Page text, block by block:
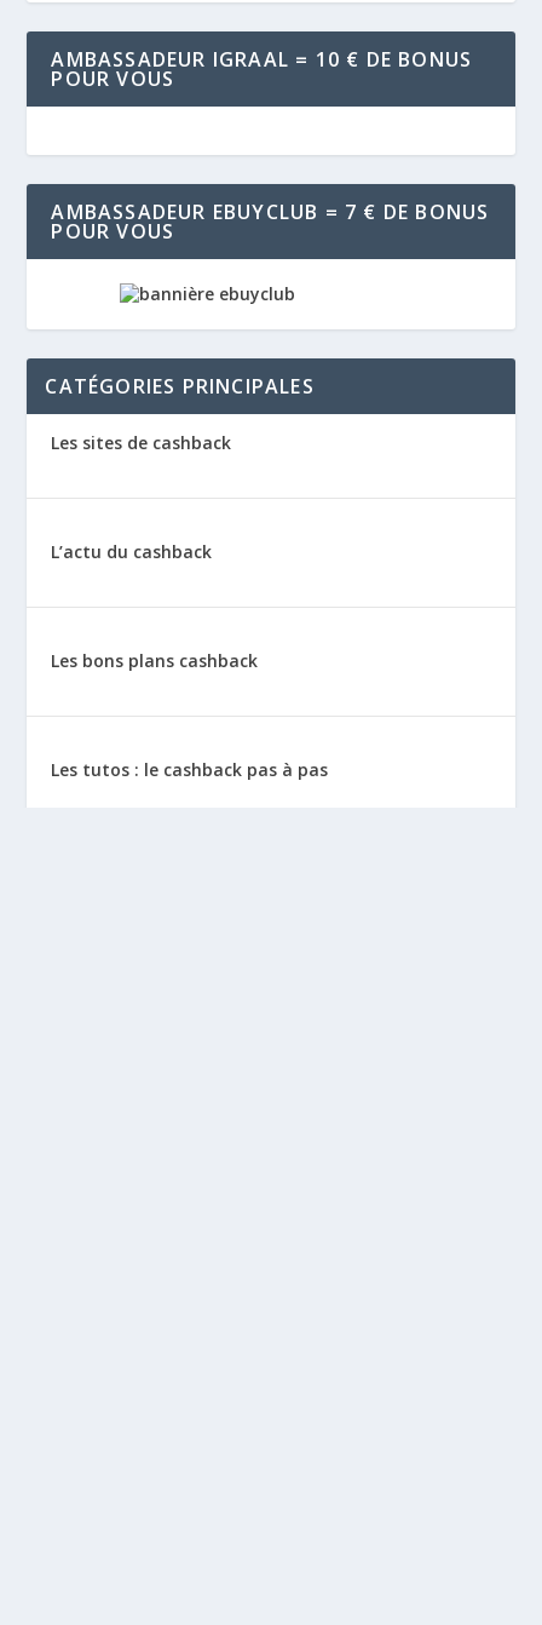
AMBASSADEUR IGRAAL = 10 € DE BONUS
POUR VOUS
AMBASSADEUR EBUYCLUB = 7 € DE BONUS
POUR VOUS
CATÉGORIES PRINCIPALES
Les sites de cashback
L’actu du cashback
Les bons plans cashback
Les tutos : le cashback pas à pas